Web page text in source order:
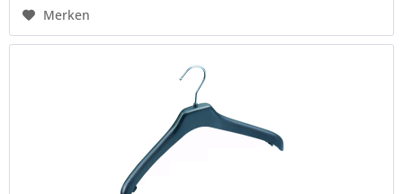
Merken